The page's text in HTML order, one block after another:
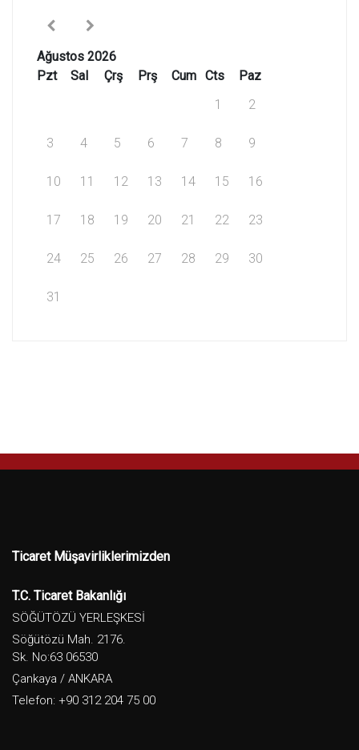
Ağustos 2026
Pzt
Sal Çrş Prş Cum Cts
Paz
1
2
3 4 5 6 7 8 9
10 11 12 13 14 15 16
17 18 19 20 21 22 23
24 25 26 27 28 29 30
31
Ticaret Müşavirliklerimizden
T.C. Ticaret Bakanlığı
SÖĞÜTÖZÜ YERLEŞKESİ
Söğütözü Mah. 2176.
Sk. No:63 06530
Çankaya / ANKARA
Telefon: +90 312 204 75 00